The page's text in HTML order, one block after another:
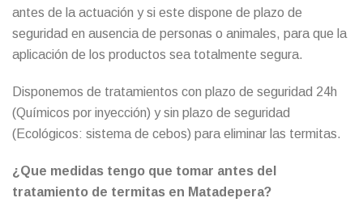
antes de la actuación y si este dispone de plazo de
seguridad en ausencia de personas o animales, para que la
aplicación de los productos sea totalmente segura.
Disponemos de tratamientos con plazo de seguridad 24h
(Químicos por inyección) y sin plazo de seguridad
(Ecológicos: sistema de cebos) para eliminar las termitas.
¿Que medidas tengo que tomar antes del
tratamiento de termitas en Matadepera?